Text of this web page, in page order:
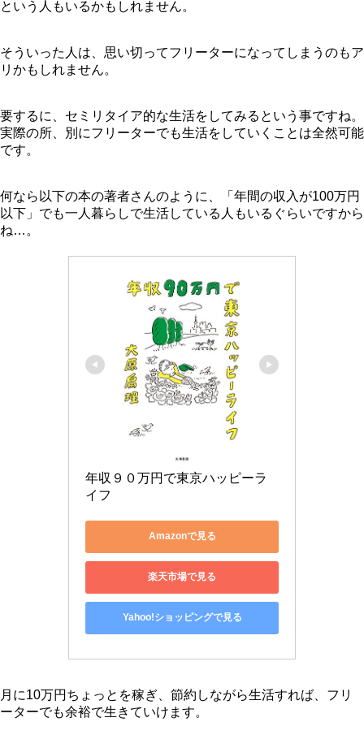
という人もいるかもしれません。
そういった人は、思い切ってフリーターになってしまうのもア
リかもしれません。
要するに、セミリタイア的な生活をしてみるという事ですね。
実際の所、別にフリーターでも生活をしていくことは全然可能
です。
何なら以下の本の著者さんのように、
「年間の収入が100万円
以下」 でも一人暮らしで生活している人もいるぐらいですから
ね…。
年収９０万円で東京ハッピーラ
イフ
Amazonで見る
楽天市場で見る
Yahoo!ショッピングで見る
月に10万円ちょっとを稼ぎ、節約しながら生活すれば、フリ
ーターでも余裕で生きていけます。